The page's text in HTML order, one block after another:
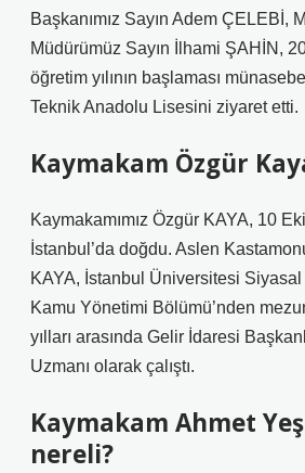
Başkanımız Sayın Adem ÇELEBİ,
Müdürümüz Sayın İlhami ŞAHİN,
öğretim yılının başlaması
Teknik Anadolu Lisesini ziyaret etti.
Kaymakam Özgür
Kaymakamımız Özgür KAYA, 10
İstanbul’da doğdu. Aslen
KAYA, İstanbul Üniversitesi
Kamu Yönetimi Bölümü’nden
yılları arasında Gelir İdaresi
Uzmanı olarak çalıştı.
Kaymakam Ahmet
nereli?